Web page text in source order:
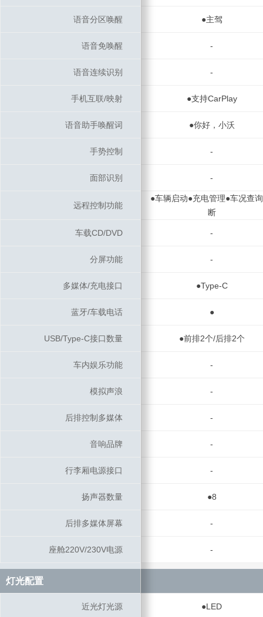
语音分区唤醒 ●主驾
语音免唤醒 -
语音连续识别 -
手机互联/映射 ●支持CarPlay
语音助手唤醒词 ●你好，小沃
手势控制 -
面部识别 -
远程控制功能
●车辆启动●充电管理●车况查
断
车载CD/DVD -
分屏功能 -
多媒体/充电接口 ●Type-C
蓝牙/车载电话 ●
USB/Type-C接口数量 ●前排2个/后排2个
车内娱乐功能 -
模拟声浪 -
后排控制多媒体 -
音响品牌 -
行李厢电源接口 -
扬声器数量 ●8
后排多媒体屏幕 -
座舱220V/230V电源 -
灯光配置
近光灯光源 ●LED
语音分区唤醒
语音免唤醒
语音连续识别
手机互联/映射
语音助手唤醒词
手势控制
面部识别
远程控制功能
车载CD/DVD
分屏功能
多媒体/充电接口
蓝牙/车载电话
USB/Type-C接口数量
车内娱乐功能
模拟声浪
后排控制多媒体
音响品牌
行李厢电源接口
扬声器数量
后排多媒体屏幕
座舱220V/230V电源
灯光配置
近光灯光源